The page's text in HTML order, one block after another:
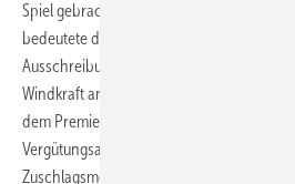
Spiel gebracht. Wie die
bedeutete der hohe Wettbewerb die
Ausschreibungsrunde in Folge für die
Windkraft an Land. Damit hatte das
dem Premierenjahr der neu eingeführten
Vergütungsausschreibungen – die von der
Zuschlagsmenge in allen Auktionsrunden